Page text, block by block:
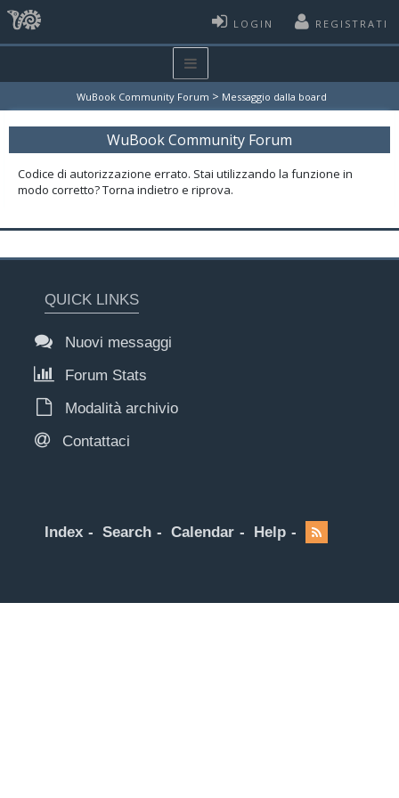
LOGIN REGISTRATI
WuBook Community Forum > Messaggio dalla board
WuBook Community Forum
Codice di autorizzazione errato. Stai utilizzando la funzione in
modo corretto? Torna indietro e riprova.
QUICK LINKS
Nuovi messaggi
Forum Stats
Modalità archivio
Contattaci
Index Search Calendar Help